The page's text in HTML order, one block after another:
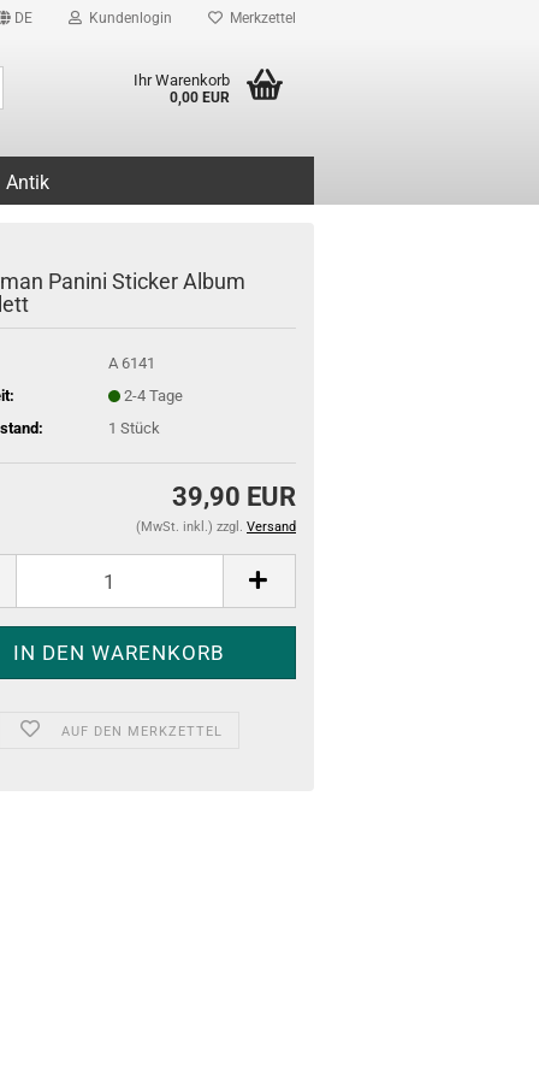
DE Kundenlogin Merkzettel
Ihr Warenkorb
0,00 EUR
Antik
Panini Sticker Album
A 6141
2-4 Tage
1 Stück
39,90 EUR
(MwSt. inkl.) zzgl. Versand
AUF DEN MERKZETTEL